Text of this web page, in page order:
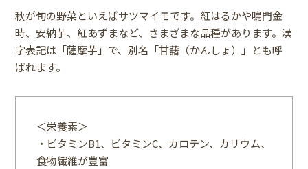
秋が旬の野菜といえばサツマイモです。紅はるかや鳴門金
時、安納芋、紅あずまなど、さまざまな品種があります。漢
字表記は「薩摩芋」で、別名「甘藷（かんしょ）」とも呼
ばれます。
＜栄養素＞
・ビタミンB1、ビタミンC、カロテン、カリウム、
食物繊維が豊富